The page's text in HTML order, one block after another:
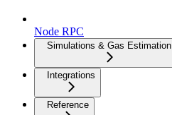
Node RPC
Simulations & Gas Estimation
Integrations
Reference